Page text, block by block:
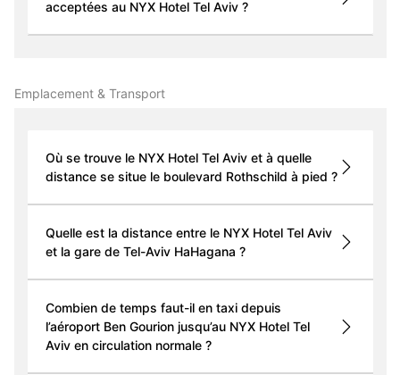
acceptées au NYX Hotel Tel Aviv ?
Emplacement & Transport
Où se trouve le NYX Hotel Tel Aviv et à quelle
distance se situe le boulevard Rothschild à pied ?
Quelle est la distance entre le NYX Hotel Tel Aviv
et la gare de Tel-Aviv HaHagana ?
Combien de temps faut-il en taxi depuis
l’aéroport Ben Gourion jusqu’au NYX Hotel Tel
Aviv en circulation normale ?